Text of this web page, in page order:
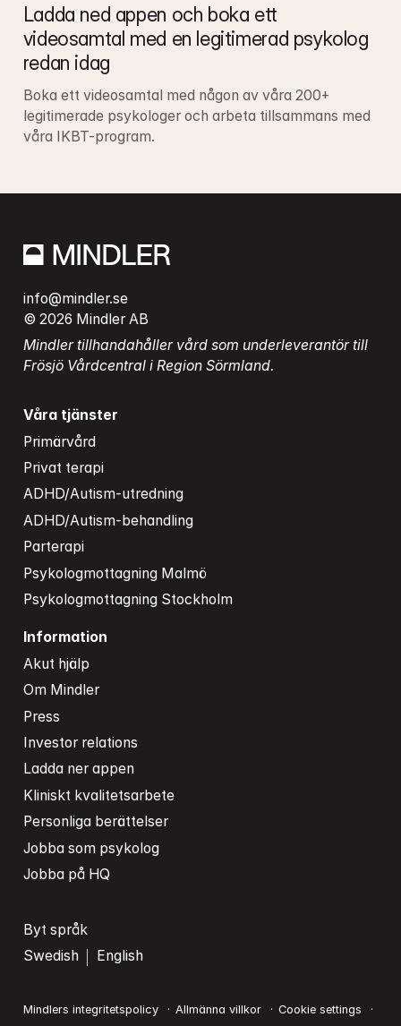
Ladda ned appen och boka ett
videosamtal med en legitimerad psykolog
redan idag
Boka ett videosamtal med någon av våra 200+
legitimerade psykologer och arbeta tillsammans med
våra IKBT-program.
info@mindler.se
© 2026 Mindler AB
Mindler tillhandahåller vård som underleverantör till
Frösjö Vårdcentral i Region Sörmland.
Våra tjänster
Primärvård
Privat terapi
ADHD/Autism-utredning
ADHD/Autism-behandling
Parterapi
Psykologmottagning Malmö
Psykologmottagning Stockholm
Information
Akut hjälp
Om Mindler
Press
Investor relations
Ladda ner appen
Kliniskt kvalitetsarbete
Personliga berättelser
Jobba som psykolog
Jobba på HQ
Byt språk
Swedish
English
Mindlers integritetspolicy Allmänna villkor Cookie settings